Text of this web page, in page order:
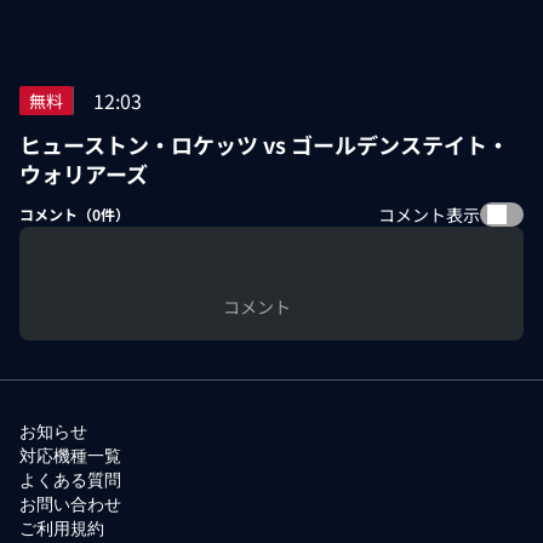
無料 12:03
ヒューストン・ロケッツ vs ゴールデンステイト・
ウォリアーズ
コメント（0件） コメント表示
コメント
お知らせ
対応機種一覧
よくある質問
お問い合わせ
ご利用規約